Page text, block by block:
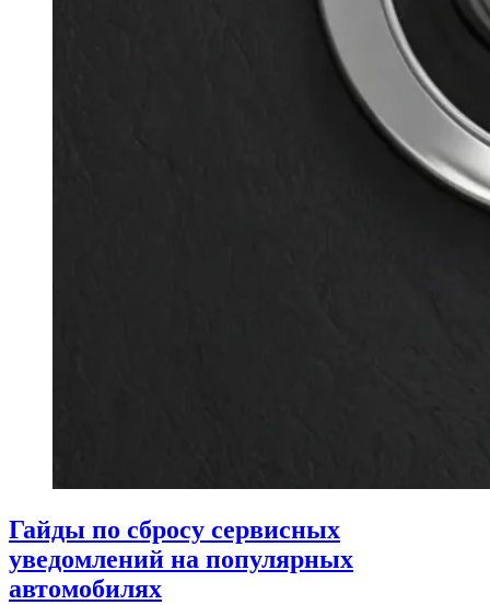
Гайды по сбросу сервисных
уведомлений на популярных
автомобилях